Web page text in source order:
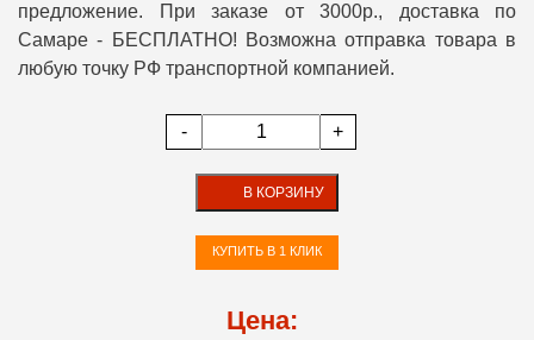
предложение. При заказе от 3000р., доставка по
Самаре - БЕСПЛАТНО! Возможна отправка товара в
любую точку РФ транспортной компанией.
- +
В КОРЗИНУ
КУПИТЬ В 1 КЛИК
Цена: